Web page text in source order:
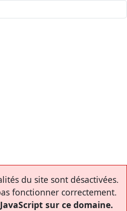
du site sont désactivées.
fonctionner correctement.
sur ce domaine.